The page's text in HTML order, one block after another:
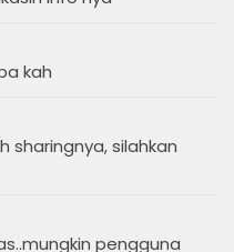
kah
sharingnya, silahkan
pengguna